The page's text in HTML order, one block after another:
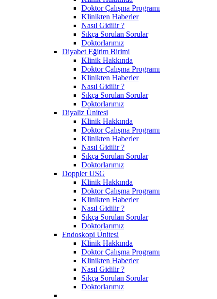
Doktor Çalışma Programı
Klinikten Haberler
Nasıl Gidilir ?
Sıkça Sorulan Sorular
Doktorlarımız
Diyabet Eğitim Birimi
Klinik Hakkında
Doktor Çalışma Programı
Klinikten Haberler
Nasıl Gidilir ?
Sıkça Sorulan Sorular
Doktorlarımız
Diyaliz Ünitesi
Klinik Hakkında
Doktor Çalışma Programı
Klinikten Haberler
Nasıl Gidilir ?
Sıkça Sorulan Sorular
Doktorlarımız
Doppler USG
Klinik Hakkında
Doktor Çalışma Programı
Klinikten Haberler
Nasıl Gidilir ?
Sıkça Sorulan Sorular
Doktorlarımız
Endoskopi Ünitesi
Klinik Hakkında
Doktor Çalışma Programı
Klinikten Haberler
Nasıl Gidilir ?
Sıkça Sorulan Sorular
Doktorlarımız